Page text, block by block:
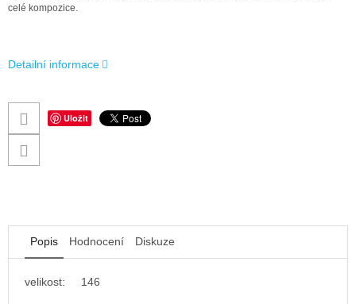
celé kompozice.
Detailní informace
Uložit
Popis Hodnocení Diskuze
velikost: 146